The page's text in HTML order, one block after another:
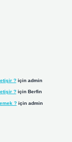
?için admin
?için Berfin
?için admin